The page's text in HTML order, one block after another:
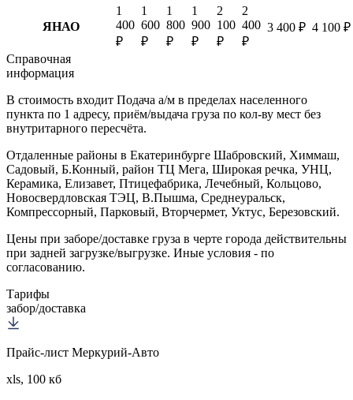
ЯНАО
1
400
₽
1
600
₽
1
800
₽
1
900
₽
2
100
₽
2
400
₽
3 400 ₽ 4 100 ₽
Справочная
информация
В стоимость входит Подача а/м в пределах населенного
пункта по 1 адресу, приём/выдача груза по кол-ву мест без
внутритарного пересчёта.
Отдаленные районы в Екатеринбурге Шабровский, Химмаш,
Садовый, Б.Конный, район ТЦ Мега, Широкая речка, УНЦ,
Керамика, Елизавет, Птицефабрика, Лечебный, Кольцово,
Новосвердловская ТЭЦ, В.Пышма, Среднеуральск,
Компрессорный, Парковый, Вторчермет, Уктус, Березовский.
Цены при заборе/доставке груза в черте города действительны
при задней загрузке/выгрузке. Иные условия - по
согласованию.
Тарифы
забор/доставка
Прайс-лист Меркурий-Авто
xls, 100 кб